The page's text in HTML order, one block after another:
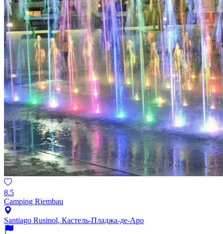
8.5
Camping Riembau
Santiago Rusinol, Кастель-Пладжа-де-Аро